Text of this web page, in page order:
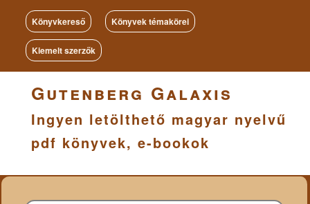
Könyvkereső Könyvek témakörei
Kiemelt szerzők
Gutenberg Galaxis
Ingyen letölthető magyar nyelvű
pdf könyvek, e-bookok